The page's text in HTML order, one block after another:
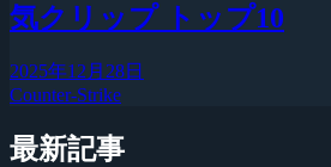
気クリップ トップ10
2025年12月28日
Counter-Strike
最新記事